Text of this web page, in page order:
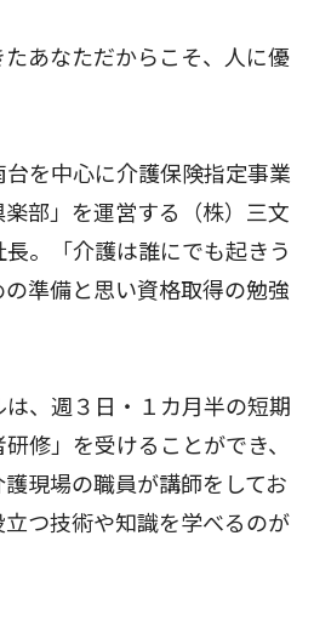
あなただからこそ、人に優
を中心に介護保険指定事業
部」を運営する（株）三文
。「介護は誰にでも起きう
準備と思い資格取得の勉強
、週３日・１カ月半の短期
修」を受けることができ、
現場の職員が講師をしてお
つ技術や知識を学べるのが